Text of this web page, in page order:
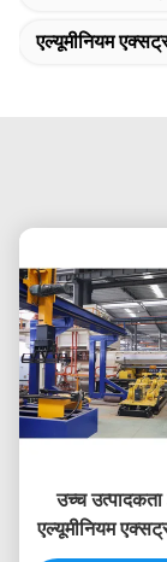
एल्यूमीनियम
उच्च
एल्यूमीनियम
एल्यूमीनियम